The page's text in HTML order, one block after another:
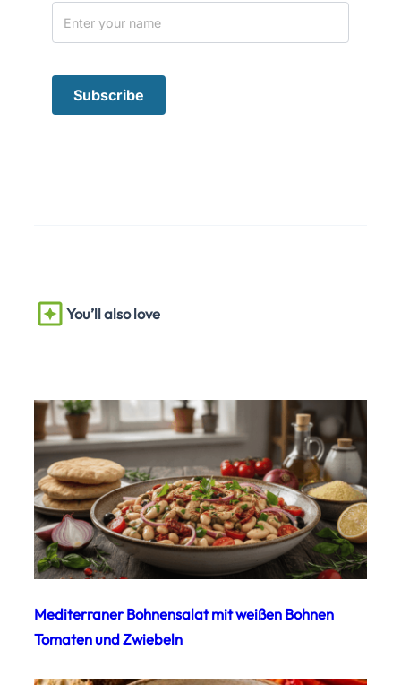
You’ll also love
Mediterraner Bohnensalat mit weißen Bohnen
Tomaten und Zwiebeln